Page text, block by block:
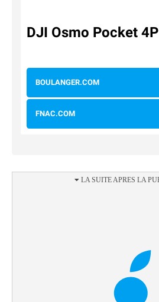
DJI Osmo Pocket 4P
BOULANGER.COM
FNAC.COM